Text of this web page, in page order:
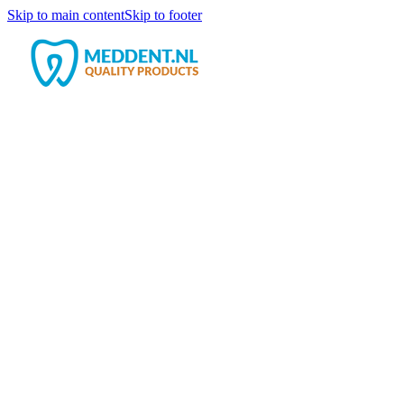
Skip to main contentSkip to footer